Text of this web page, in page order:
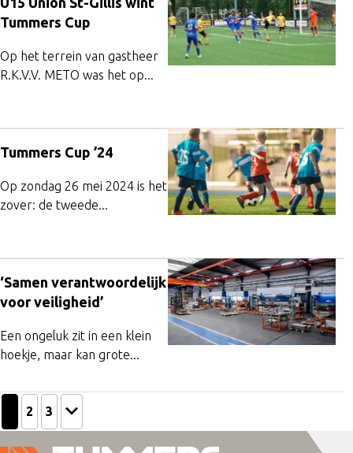
Tummers Cup
Op het terrein van gastheer
R.K.V.V. METO was het op...
Tummers Cup ’24
Op zondag 26 mei 2024 is het
zover: de tweede...
‘Samen verantwoordelijk
voor veiligheid’
Een ongeluk zit in een klein
hoekje, maar kan grote...
2 3